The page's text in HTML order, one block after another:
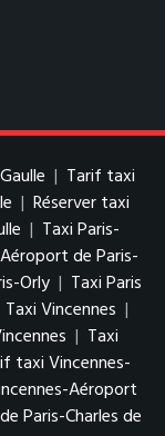
| Tarif taxi
| Réserver taxi
| Taxi Paris-
de Paris-
Orly | Taxi Paris
Taxi Vincennes |
| Taxi
taxi Vincennes-
Aéroport
Paris-Charles de